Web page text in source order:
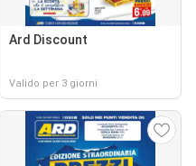
Ard Discount
Valido per 3 giorni